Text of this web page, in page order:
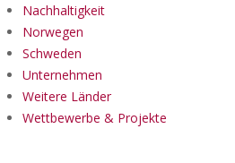
Nachhaltigkeit
Norwegen
Schweden
Unternehmen
Weitere Länder
Wettbewerbe & Projekte